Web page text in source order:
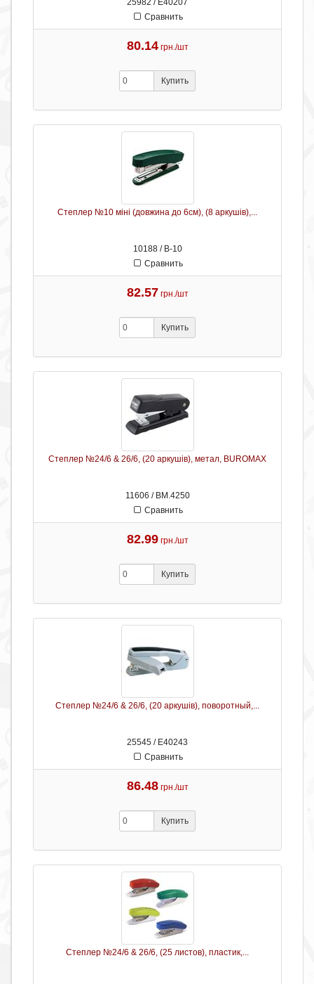
25982 / Е40207
Сравнить
80.14 грн./шт
Купить
Степлер №10 міні (довжина до 6см), (8 аркушів),...
10188 / В-10
Сравнить
82.57 грн./шт
Купить
Степлер №24/6 & 26/6, (20 аркушів), метал, BUROMAX
11606 / ВМ.4250
Сравнить
82.99 грн./шт
Купить
Степлер №24/6 & 26/6, (20 аркушів), поворотный,...
25545 / Е40243
Сравнить
86.48 грн./шт
Купить
Степлер №24/6 & 26/6, (25 листов), пластик,...